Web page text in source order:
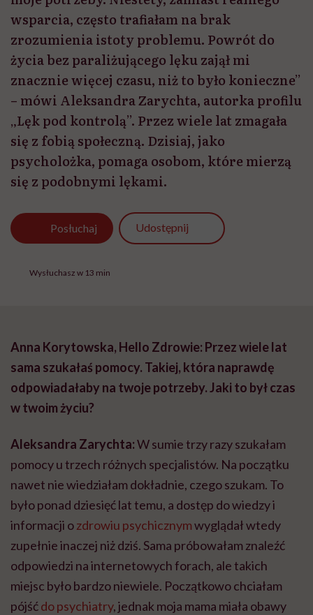
wsparcia, często trafiałam na brak
zrozumienia istoty problemu. Powrót do
życia bez paraliżującego lęku zajął mi
znacznie więcej czasu, niż to było konieczne”
– mówi Aleksandra Zarychta, autorka profilu
„Lęk pod kontrolą”. Przez wiele lat zmagała
się z fobią społeczną. Dzisiaj, jako
psycholożka, pomaga osobom, które mierzą
się z podobnymi lękami.
Posłuchaj Udostępnij
Wysłuchasz w 13 min
Anna Korytowska, Hello Zdrowie: Przez wiele lat
sama szukałaś pomocy. Takiej, która naprawdę
odpowiadałaby na twoje potrzeby. Jaki to był czas
w twoim życiu?
Aleksandra Zarychta:W sumie trzy razy szukałam
pomocy u trzech różnych specjalistów. Na początku
nawet nie wiedziałam dokładnie, czego szukam. To
było ponad dziesięć lat temu, a dostęp do wiedzy i
informacji ozdrowiu psychicznymwyglądał wtedy
zupełnie inaczej niż dziś. Sama próbowałam znaleźć
odpowiedzi na internetowych forach, ale takich
miejsc było bardzo niewiele. Początkowo chciałam
pójśćdo psychiatry, jednak moja mama miała obawy